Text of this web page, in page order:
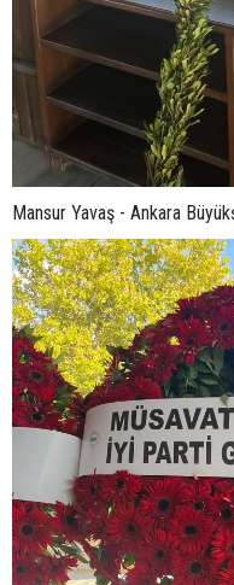
Mansur Yavaş - Ankara